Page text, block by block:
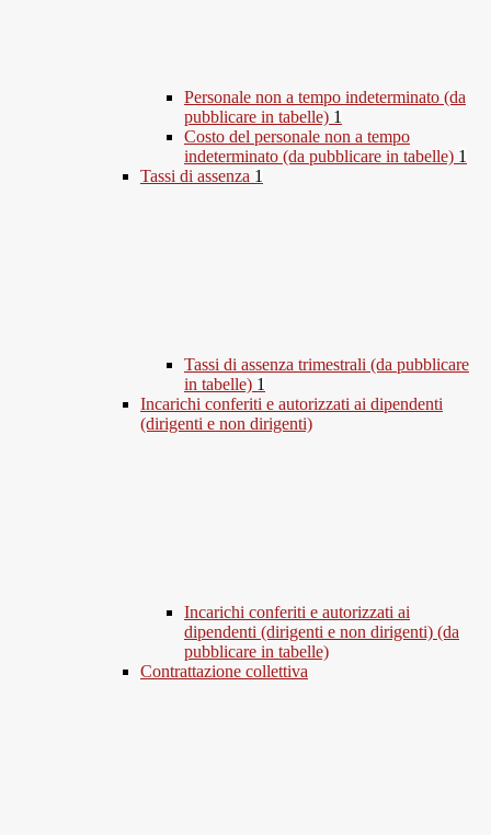
Personale non a tempo indeterminato (da
pubblicare in tabelle) 1
Costo del personale non a tempo
indeterminato (da pubblicare in tabelle) 1
Tassi di assenza 1
Tassi di assenza trimestrali (da pubblicare
in tabelle) 1
Incarichi conferiti e autorizzati ai dipendenti
(dirigenti e non dirigenti)
Incarichi conferiti e autorizzati ai
dipendenti (dirigenti e non dirigenti) (da
pubblicare in tabelle)
Contrattazione collettiva